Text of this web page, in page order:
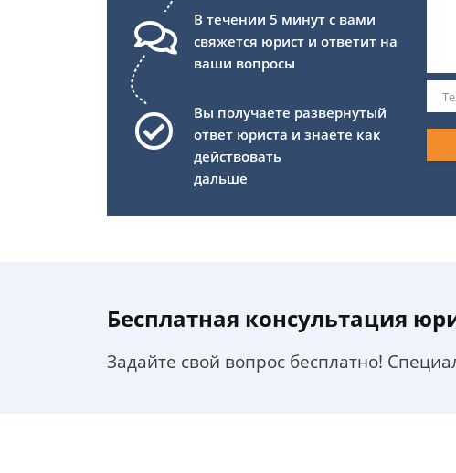
В течении 5 минут с вами
свяжется юрист и ответит на
ваши вопросы
Вы получаете развернутый
ответ юриста и знаете как
действовать
дальше
Бесплатная консультация
Задайте свой вопрос бесплатно!